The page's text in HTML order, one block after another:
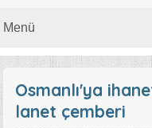
Osmanlı'ya
lanet çemberi